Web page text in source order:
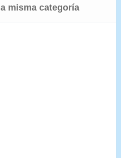
misma categoría